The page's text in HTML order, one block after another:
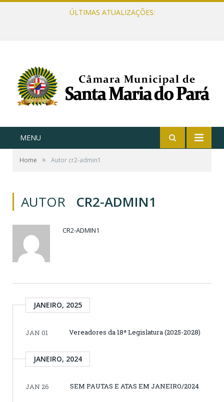
ÚLTIMAS ATUALIZAÇÕES:
MENU
Home » Autor cr2-admin1
AUTOR CR2-ADMIN1
CR2-ADMIN1
JANEIRO, 2025
JAN 01 Vereadores da 18ª Legislatura (2025-2028)
JANEIRO, 2024
JAN 26 SEM PAUTAS E ATAS EM JANEIRO/2024